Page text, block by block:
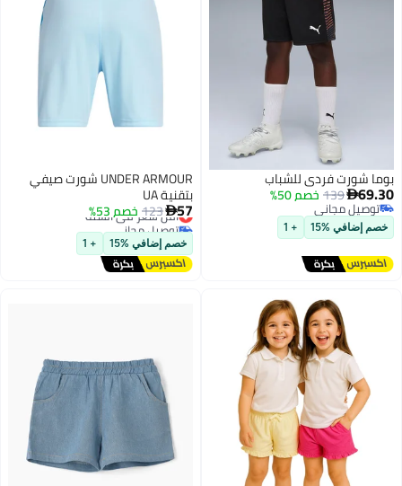
2
بوما شورت فردي للشباب
69.30
139 خصم 50%
توصيل مجاني
توصيل مجاني
خصم إضافي %15 + 1
UNDER ARMOUR شورت صيفي
بتقنية UA
57
123 خصم 53%
أقل سعر في السنة
توصيل مجاني
أقل سعر في السنة
خصم إضافي %15 + 1